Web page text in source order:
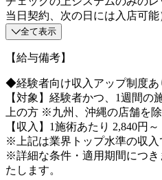
当日契約、次の日には入店可能
全て表示
【給与備考】
◆経験者向け収入アップ制度あ
【対象】経験者かつ、1週間の
上の方 ※九州、沖縄の店舗を除
【収入】1施術あたり 2,840円～
※上記は業界トップ水準の収入
※詳細な条件・適用期間につ
たします。